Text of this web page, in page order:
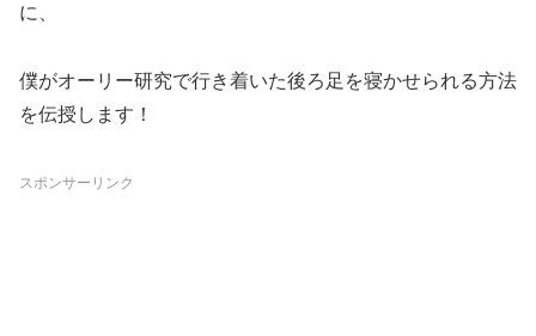
に、
僕がオーリー研究で行き着いた後ろ足を寝かせられる方法
を伝授します！
スポンサーリンク